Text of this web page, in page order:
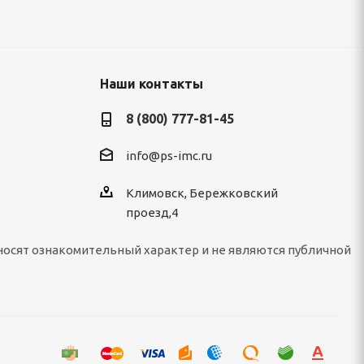
Наши контакты
8 (800) 777-81-45
info@ps-imc.ru
Климовск, Бережковский
проезд,4
ознакомительный характер и не являются публичной